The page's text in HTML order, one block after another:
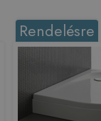
Rendelésre